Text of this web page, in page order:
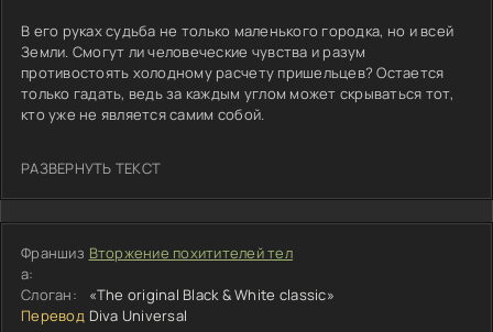
В его руках судьба не только маленького городка, но и всей
Земли. Смогут ли человеческие чувства и разум
противостоять холодному расчету пришельцев? Остается
только гадать, ведь за каждым углом может скрываться тот,
кто уже не является самим собой.
РАЗВЕРНУТЬ ТЕКСТ
Франшиз
а:
Вторжение похитителей тел
Слоган:
«The original Black & White classic»
Перевод Diva Universal